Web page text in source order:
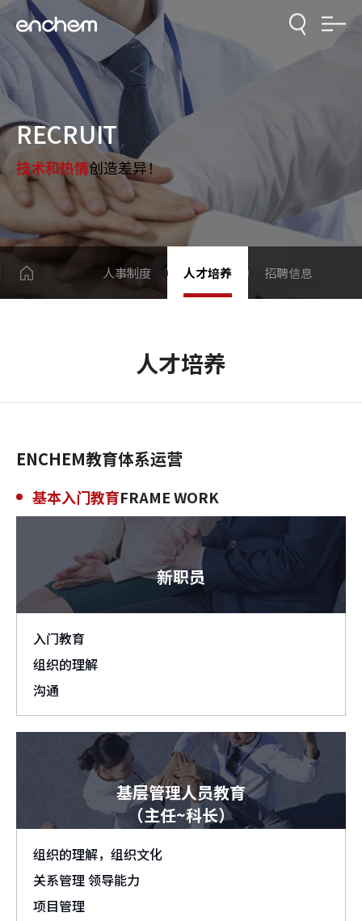
RECRUIT
技术和热情创造差异！
人事制度 人才培养 招聘信息
人才培养
ENCHEM教育体系运营
基本入门教育FRAME WORK
新职员
入门教育
组织的理解
沟通
基层管理人员教育
（主任~科长）
组织的理解，组织文化
关系管理 领导能力
项目管理